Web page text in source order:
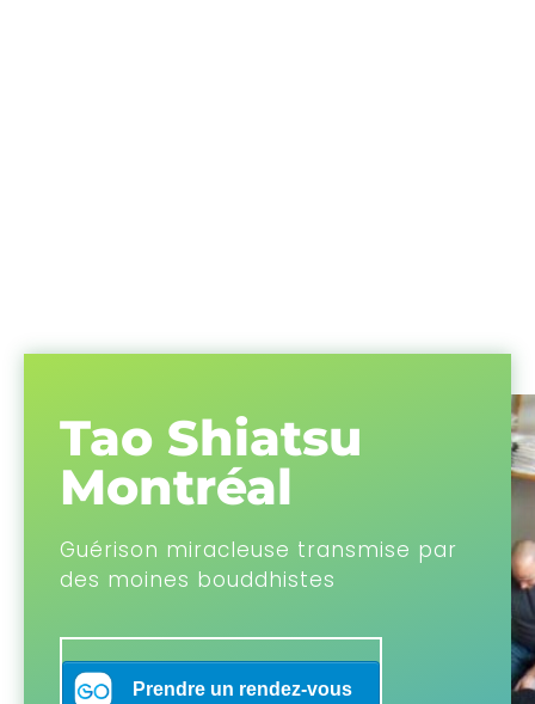
Tao Shiatsu
Montréal
Guérison miracleuse transmise par
des moines bouddhistes